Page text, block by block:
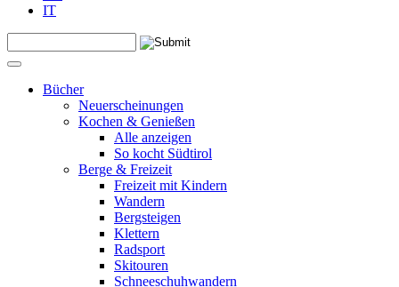
IT
Suchformular
Bücher
Neuerscheinungen
Kochen & Genießen
Alle anzeigen
So kocht Südtirol
Berge & Freizeit
Freizeit mit Kindern
Wandern
Bergsteigen
Klettern
Radsport
Skitouren
Schneeschuhwandern